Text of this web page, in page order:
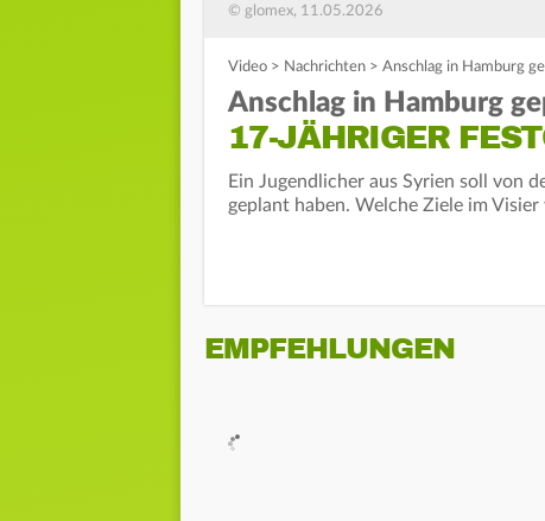
© glomex, 11.05.2026
Video > Nachrichten > Anschlag in Hamburg
Anschlag in Hamburg
17-JÄHRIGER
Ein Jugendlicher aus Syrien soll von
geplant haben. Welche Ziele im
EMPFEHLUNGEN